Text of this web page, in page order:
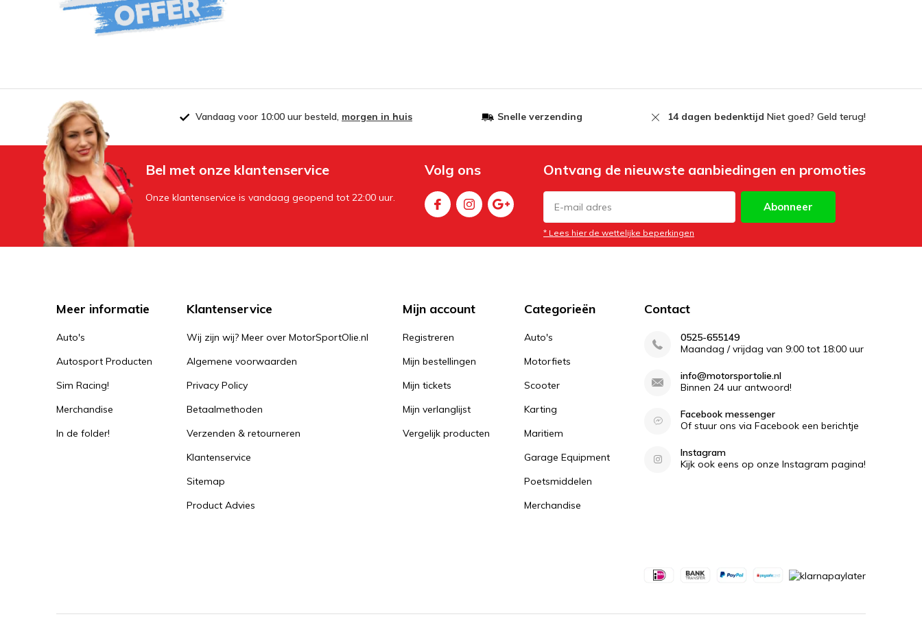
Vandaag voor 10:00 uur besteld, morgen in huis Snelle verzending 14 dagen bedenktijd Niet goed? Geld terug!
Bel met onze klantenservice
Onze klantenservice is vandaag geopend tot 22:00 uur.
Volg ons Ontvang de nieuwste aanbiedingen en promoties
Abonneer
* Lees hier de wettelijke beperkingen
Meer informatie
Auto's
Autosport Producten
Sim Racing!
Merchandise
In de folder!
Klantenservice
Wij zijn wij? Meer over MotorSportOlie.nl
Algemene voorwaarden
Privacy Policy
Betaalmethoden
Verzenden & retourneren
Klantenservice
Sitemap
Product Advies
Mijn account
Registreren
Mijn bestellingen
Mijn tickets
Mijn verlanglijst
Vergelijk producten
Categorieën
Auto's
Motorfiets
Scooter
Karting
Maritiem
Garage Equipment
Poetsmiddelen
Merchandise
Contact
0525-655149
Maandag / vrijdag van 9:00 tot 18:00 uur
info@motorsportolie.nl
Binnen 24 uur antwoord!
Facebook messenger
Of stuur ons via Facebook een berichtje
Instagram
Kijk ook eens op onze Instagram pagina!